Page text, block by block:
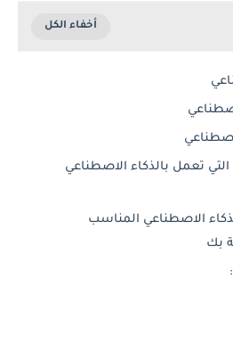
تعمل بالذكاء الاصطناعي
الاصطناعي المناسب
بك